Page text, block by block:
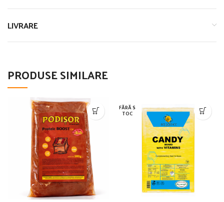
LIVRARE
PRODUSE SIMILARE
FĂRĂ S
TOC